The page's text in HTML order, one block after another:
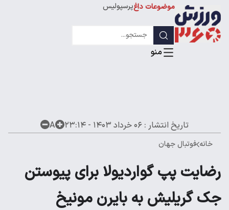
موضوعات داغپرسپولیس
لیگ قهرمانان
تاریخ انتشار : ۰۶ خرداد ۱۴۰۳ - ۲۳:۱۴ A
خانه فوتبال جهان
رضایت پپ گواردیولا برای پیوستن
جک گریلیش به بایرن مونیخ